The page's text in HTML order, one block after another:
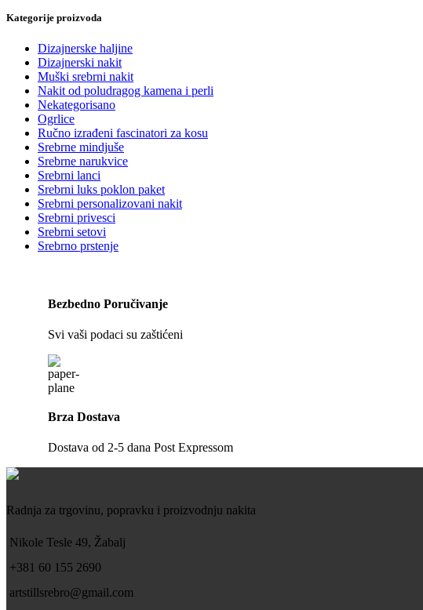
Kategorije proizvoda
Dizajnerske haljine
Dizajnerski nakit
Muški srebrni nakit
Nakit od poludragog kamena i perli
Nekategorisano
Ogrlice
Ručno izrađeni fascinatori za kosu
Srebrne mindjuše
Srebrne narukvice
Srebrni lanci
Srebrni luks poklon paket
Srebrni personalizovani nakit
Srebrni privesci
Srebrni setovi
Srebrno prstenje
Bezbedno Poručivanje
Svi vaši podaci su zaštićeni
Brza Dostava
Dostava od 2-5 dana Post Expressom
Radnja za trgovinu, popravku i proizvodnju nakita
Nikole Tesle 49, Žabalj
+381 60 155 2690
artstillsrebro@gmail.com